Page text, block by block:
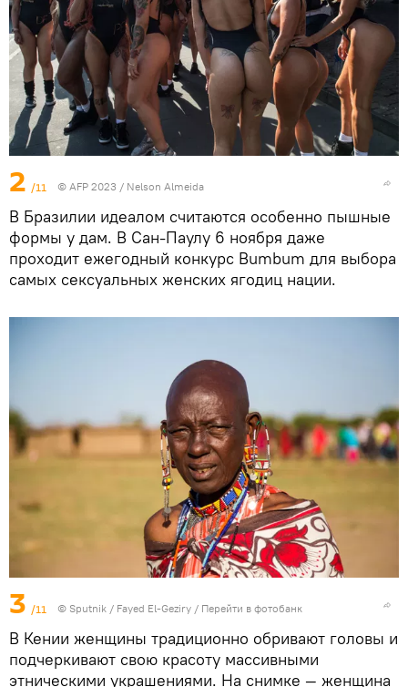
2 /11 © AFP 2023 / Nelson Almeida
В Бразилии идеалом считаются особенно пышные
формы у дам. В Сан-Паулу 6 ноября даже
проходит ежегодный конкурс Bumbum для выбора
самых сексуальных женских ягодиц нации.
3 /11 © Sputnik / Fayed El-Geziry / Перейти в фотобанк
В Кении женщины традиционно обривают головы и
подчеркивают свою красоту массивными
этническими украшениями. На снимке — женщина